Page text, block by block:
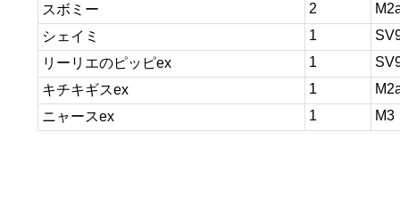
スボミー
2
シェイミ
1
リーリエのピッピex
1
キチキギスex
1
ニャースex
1 M3